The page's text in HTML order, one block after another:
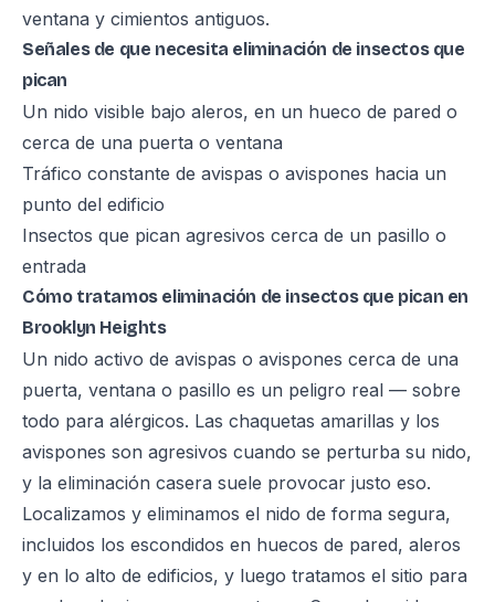
ventana y cimientos antiguos.
Señales de que necesita eliminación de insectos que
pican
Un nido visible bajo aleros, en un hueco de pared o
cerca de una puerta o ventana
Tráfico constante de avispas o avispones hacia un
punto del edificio
Insectos que pican agresivos cerca de un pasillo o
entrada
Cómo tratamos eliminación de insectos que pican en
Brooklyn Heights
Un nido activo de avispas o avispones cerca de una
puerta, ventana o pasillo es un peligro real — sobre
todo para alérgicos. Las chaquetas amarillas y los
avispones son agresivos cuando se perturba su nido,
y la eliminación casera suele provocar justo eso.
Localizamos y eliminamos el nido de forma segura,
incluidos los escondidos en huecos de pared, aleros
y en lo alto de edificios, y luego tratamos el sitio para